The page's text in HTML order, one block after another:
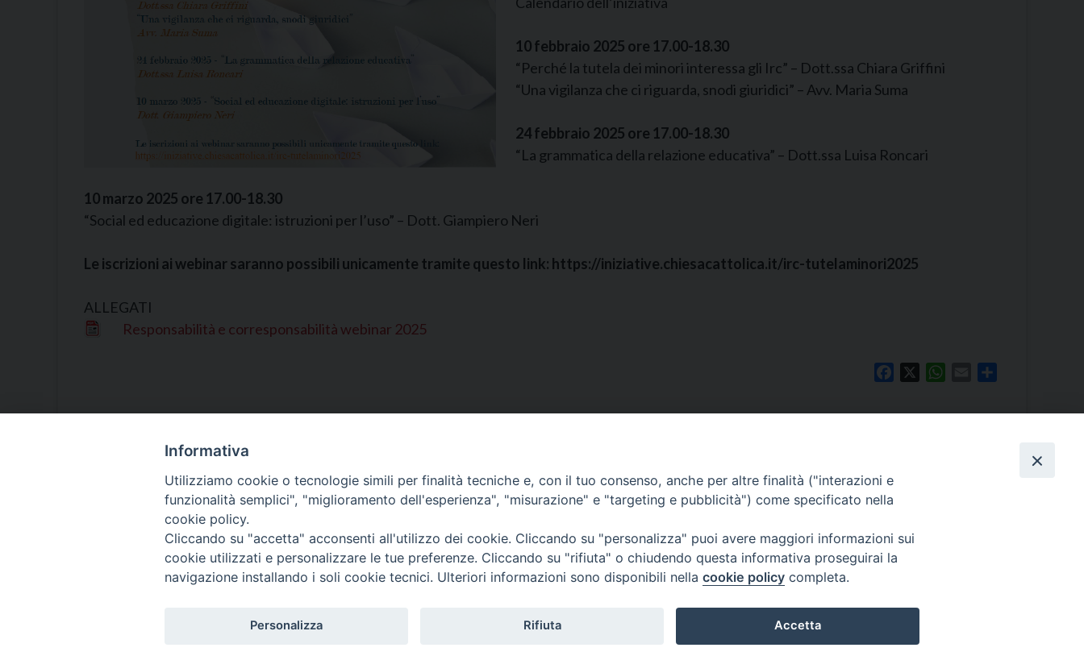
10 febbraio 2025 ore 17.00-18.30
“Perché la tutela dei minori interessa gli Irc” – Dott.ssa Chiara Griffini
“Una vigilanza che ci riguarda, snodi giuridici” – Avv. Maria Suma
24 febbraio 2025 ore 17.00-18.30
“La grammatica della relazione educativa” – Dott.ssa Luisa Roncari
10 marzo 2025 ore 17.00-18.30
“Social ed educazione digitale: istruzioni per l’uso” – Dott. Giampiero Neri
Le iscrizioni ai webinar saranno possibili unicamente tramite questo link: https://iniziative.chiesacattolica.it/irc-tutelaminori2025
ALLEGATI
Responsabilità e corresponsabilità webinar 2025
Facebook WhatsApp
Email
Ufficio per l'Insegnamento della
SEDE PRINCIPALE
San Marco, 320/A – 30124 Venezia
Tel. 041-2702411
e-mail curia@patriarcatovenezia.it
ufficiostampa@patriarcatovenezia.it
Informativa
Utilizziamo cookie o tecnologie simili per finalità tecniche e, con il tuo consenso, anche per altre finalità ("interazioni e
funzionalità semplici", "miglioramento dell'esperienza", "misurazione" e "targeting e pubblicità") come specificato nella
cookie policy.
Cliccando su "accetta" acconsenti all'utilizzo dei cookie. Cliccando su "personalizza" puoi avere maggiori informazioni sui
cookie utilizzati e personalizzare le tue preferenze. Cliccando su "rifiuta" o chiudendo questa informativa proseguirai la
navigazione installando i soli cookie tecnici. Ulteriori informazioni sono disponibili nella cookie policy completa.
Personalizza Rifiuta Accetta